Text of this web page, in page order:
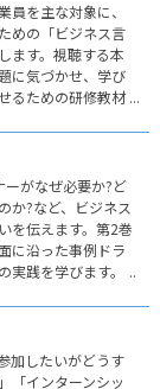
員を主な対象に、
めの「ビジネス言
ます。視聴する本
に気づかせ、学び
るための研修教材
がなぜ必要か?ど
か?など、ビジネス
を伝えます。第2巻
に沿った事例ドラ
実践を学びます。
加したいがどうす
「インターンシッ